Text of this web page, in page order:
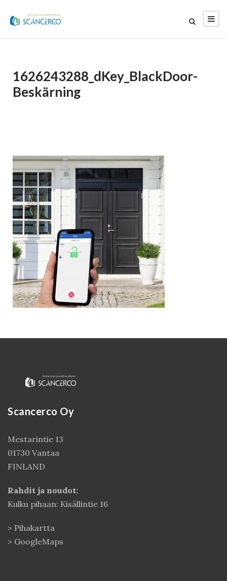
1626243288_dKey_BlackDoor-
Beskärning
Scancerco Oy
Mestarintie 13
01730 Vantaa
FINLAND
Rahdit ja noudot:
Kulku pihaan: Kisällintie 16
> Pihakartta
> GoogleMaps